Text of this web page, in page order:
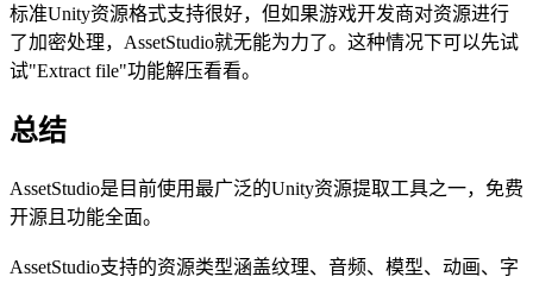
标准Unity资源格式支持很好，但如果游戏开发商对资源进行
了加密处理，AssetStudio就无能为力了。这种情况下可以先试
试"Extract file"功能解压看看。
总结
AssetStudio是目前使用最广泛的Unity资源提取工具之一，免费
开源且功能全面。
AssetStudio支持的资源类型涵盖纹理、音频、模型、动画、字